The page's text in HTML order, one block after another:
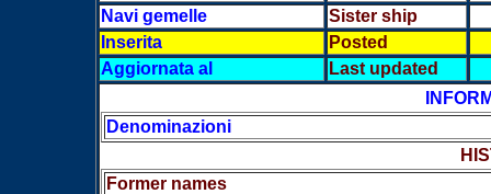
Navi gemelle
Sister ship
Inserita
Posted
Aggiornata al
Last updated
Denominazioni
Former names